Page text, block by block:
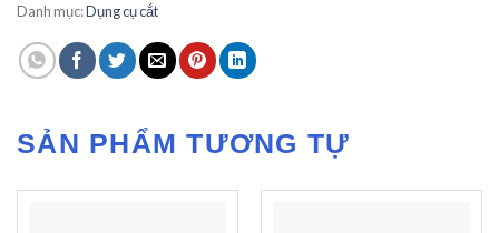
Danh mục:Dụng cụ cắt
SẢN PHẨM TƯƠNG TỰ